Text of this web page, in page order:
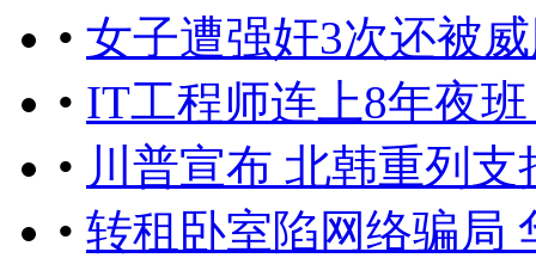
• 女子遭强奸3次还被
• IT工程师连上8年夜
• 川普宣布 北韩重列
• 转租卧室陷网络骗局